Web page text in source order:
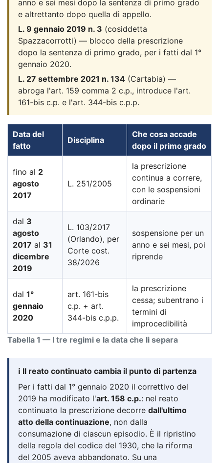
anno e sei mesi dopo la sentenza di primo grado
e altrettanto dopo quella di appello.
L. 9 gennaio 2019 n. 3 (cosiddetta
Spazzacorrotti) — blocco della prescrizione
dopo la sentenza di primo grado, per i fatti dal 1°
gennaio 2020.
L. 27 settembre 2021 n. 134 (Cartabia) —
abroga l'art. 159 comma 2 c.p., introduce l'art.
161-bis c.p. e l'art. 344-bis c.p.p.
Tabella 1 — I tre regimi e la data che li separa
Data del
fatto
Disciplina
Che cosa accade
dopo il primo grado
fino al 2
agosto
2017
L. 251/2005
la prescrizione
continua a correre,
con le sospensioni
ordinarie
dal 3
agosto
2017 al 31
dicembre
2019
L. 103/2017
(Orlando), per
Corte cost.
38/2026
sospensione per un
anno e sei mesi, poi
riprende
dal 1°
gennaio
2020
art. 161-bis
c.p. + art.
344-bis c.p.p.
la prescrizione
cessa; subentrano i
termini di
improcedibilità
ℹ️ Il reato continuato cambia il punto di partenza
Per i fatti dal 1° gennaio 2020 il correttivo del
2019 ha modificato l'art. 158 c.p.: nel reato
continuato la prescrizione decorre dall'ultimo
atto della continuazione, non dalla
consumazione di ciascun episodio. È il ripristino
della regola del codice del 1930, che la riforma
del 2005 aveva abbandonato. Su una